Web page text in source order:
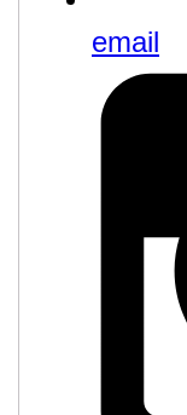
email